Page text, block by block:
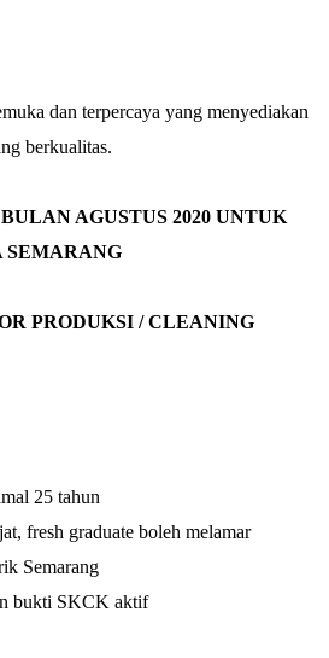
dan terpercaya yang menyediakan
berkualitas.
AGUSTUS 2020 UNTUK
SEMARANG
PRODUKSI / CLEANING
25 tahun
fresh graduate boleh melamar
Semarang
bukti SKCK aktif